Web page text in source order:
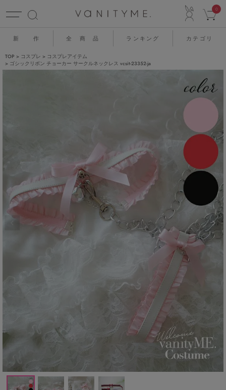
0
新 作 全 商 品 ランキング カテゴリ
TOP コスプレ
コスプレアイテム
ゴシックリボン チョーカー サークルネックレス vcsit-23352-ja